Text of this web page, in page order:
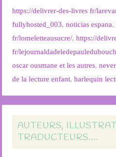
https://delivrer-des-livres fr/
fullyhosted_003,noticias espana,
fr/lomeletteausucre/,https://
fr/
oscar ousmane et les autres,
de la lecture enfant,harlequin
AUTEURS,
TRADUCTEURS….